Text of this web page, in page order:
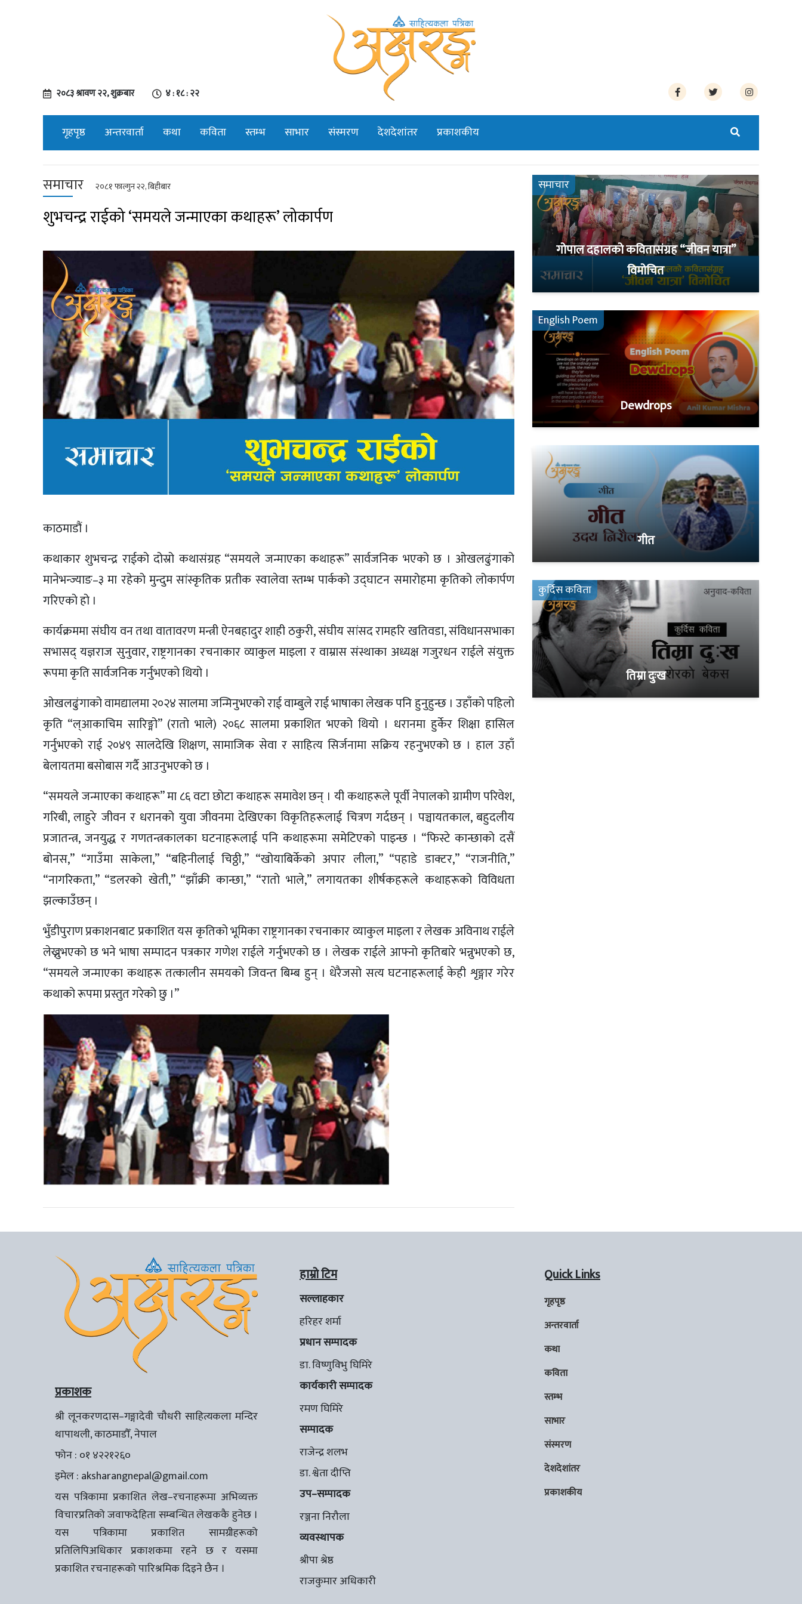
२०८३ श्रावण २२, शुक्रबार ४ : १८ : २३
गृहपृष्ठ अन्तरवार्ता कथा कविता स्तम्भ साभार संस्मरण देशदेशांतर प्रकाशकीय
समाचार २०८१ फाल्गुन २२, बिहीबार
शुभचन्द्र राईको ‘समयले जन्माएका कथाहरू’ लोकार्पण
काठमाडौं ।
कथाकार शुभचन्द्र राईको दोस्रो कथासंग्रह “समयले जन्माएका कथाहरू” सार्वजनिक भएको छ । ओखलढुंगाको
मानेभन्ज्याङ–३ मा रहेको मुन्दुम सांस्कृतिक प्रतीक स्वालेवा स्तम्भ पार्कको उद्घाटन समारोहमा कृतिको लोकार्पण
गरिएको हो ।
कार्यक्रममा संघीय वन तथा वातावरण मन्त्री ऐनबहादुर शाही ठकुरी, संघीय सांसद रामहरि खतिवडा, संविधानसभाका
सभासद् यज्ञराज सुनुवार, राष्ट्रगानका रचनाकार व्याकुल माइला र वाम्रास संस्थाका अध्यक्ष गजुरधन राईले संयुक्त
रूपमा कृति सार्वजनिक गर्नुभएको थियो ।
ओखलढुंगाको वामद्यालमा २०२४ सालमा जन्मिनुभएको राई वाम्बुले राई भाषाका लेखक पनि हुनुहुन्छ । उहाँको पहिलो
कृति “ल्आकाचिम सारिङ्मो” (रातो भाले) २०६८ सालमा प्रकाशित भएको थियो । धरानमा हुर्केर शिक्षा हासिल
गर्नुभएको राई २०४९ सालदेखि शिक्षण, सामाजिक सेवा र साहित्य सिर्जनामा सक्रिय रहनुभएको छ । हाल उहाँ
बेलायतमा बसोबास गर्दै आउनुभएको छ ।
“समयले जन्माएका कथाहरू” मा ८६ वटा छोटा कथाहरू समावेश छन् । यी कथाहरूले पूर्वी नेपालको ग्रामीण परिवेश,
गरिबी, लाहुरे जीवन र धरानको युवा जीवनमा देखिएका विकृतिहरूलाई चित्रण गर्दछन् । पञ्चायतकाल, बहुदलीय
प्रजातन्त्र, जनयुद्ध र गणतन्त्रकालका घटनाहरूलाई पनि कथाहरूमा समेटिएको पाइन्छ । “फिस्टे कान्छाको दसैं
बोनस,” “गाउँमा साकेला,” “बहिनीलाई चिठ्ठी,” “खोयाबिर्केको अपार लीला,” “पहाडे डाक्टर,” “राजनीति,”
“नागरिकता,” “डलरको खेती,” “झाँक्री कान्छा,” “रातो भाले,” लगायतका शीर्षकहरूले कथाहरूको विविधता
झल्काउँछन् ।
भुँडीपुराण प्रकाशनबाट प्रकाशित यस कृतिको भूमिका राष्ट्रगानका रचनाकार व्याकुल माइला र लेखक अविनाथ राईले
लेख्नुभएको छ भने भाषा सम्पादन पत्रकार गणेश राईले गर्नुभएको छ । लेखक राईले आफ्नो कृतिबारे भन्नुभएको छ,
“समयले जन्माएका कथाहरू तत्कालीन समयको जिवन्त बिम्ब हुन् । धेरैजसो सत्य घटनाहरूलाई केही शृङ्गार गरेर
कथाको रूपमा प्रस्तुत गरेको छु ।”
समाचार
गोपाल दहालको कवितासंग्रह “जीवन यात्रा”
विमोचित
English Poem
Dewdrops
गीत
कुर्दिस कविता
तिम्रा दुःख
प्रकाशक
श्री लूनकरणदास–गङ्गादेवी चौधरी साहित्यकला मन्दिर
थापाथली, काठमाडौँ, नेपाल
फोन : ०१ ४२२१२६०
इमेल : aksharangnepal@gmail.com
यस पत्रिकामा प्रकाशित लेख–रचनाहरूमा अभिव्यक्त
विचारप्रतिको जवाफदेहिता सम्बन्धित लेखककै हुनेछ ।
यस पत्रिकामा प्रकाशित सामग्रीहरूको
प्रतिलिपिअधिकार प्रकाशकमा रहने छ र यसमा
प्रकाशित रचनाहरूको पारिश्रमिक दिइने छैन ।
हाम्रो टिम
सल्लाहकार
हरिहर शर्मा
प्रधान सम्पादक
डा. विष्णुविभु घिमिरे
कार्यकारी सम्पादक
रमण घिमिरे
सम्पादक
राजेन्द्र शलभ
डा. श्वेता दीप्ति
उप–सम्पादक
रञ्जना निरौला
व्यवस्थापक
श्रीपा श्रेष्ठ
राजकुमार अधिकारी
Quick Links
गृहपृष्ठ
अन्तरवार्ता
कथा
कविता
स्तम्भ
साभार
संस्मरण
देशदेशांतर
प्रकाशकीय